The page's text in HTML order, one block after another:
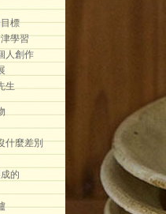
標
學習
人創作
生
什麼差別
的